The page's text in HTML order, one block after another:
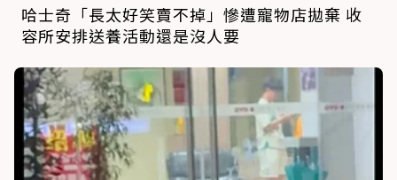
哈士奇「長太好笑賣不掉」慘遭寵物店拋棄 收
容所安排送養活動還是沒人要